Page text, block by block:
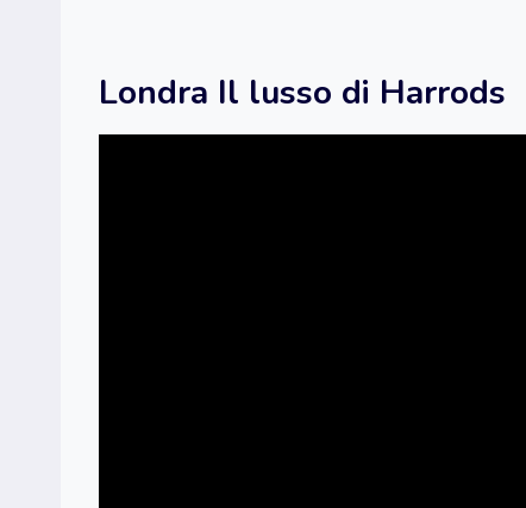
Londra Il lusso di Harrods